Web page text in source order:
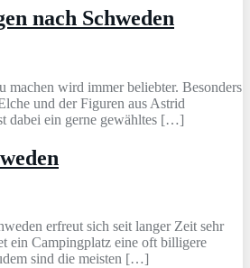
nach Schweden
machen wird immer beliebter. Besonders
und der Figuren aus Astrid
dabei ein gerne gewähltes […]
erfreut sich seit langer Zeit sehr
ein Campingplatz eine oft billigere
sind die meisten […]